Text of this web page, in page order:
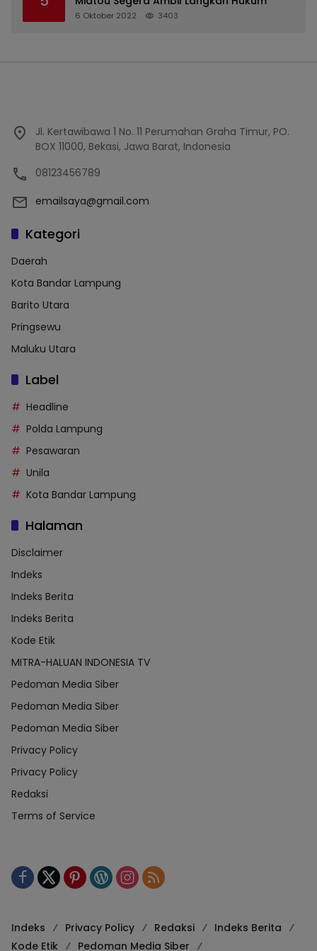
6 Oktober 2022 3403
Jl. Kertawibawa 1 No. 11 Perumahan Graha Timur, PO.
BOX 11000, Bekasi, Jawa Barat, Indonesia
08123456789
emailsaya@gmail.com
Kategori
Daerah
Kota Bandar Lampung
Barito Utara
Pringsewu
Maluku Utara
Label
Headline
Polda Lampung
Pesawaran
Unila
Kota Bandar Lampung
Halaman
Disclaimer
Indeks
Indeks Berita
Indeks Berita
Kode Etik
MITRA-HALUAN INDONESIA TV
Pedoman Media Siber
Pedoman Media Siber
Pedoman Media Siber
Privacy Policy
Privacy Policy
Redaksi
Terms of Service
Indeks Privacy Policy Redaksi
Indeks Berita
Kode Etik
Pedoman Media Siber